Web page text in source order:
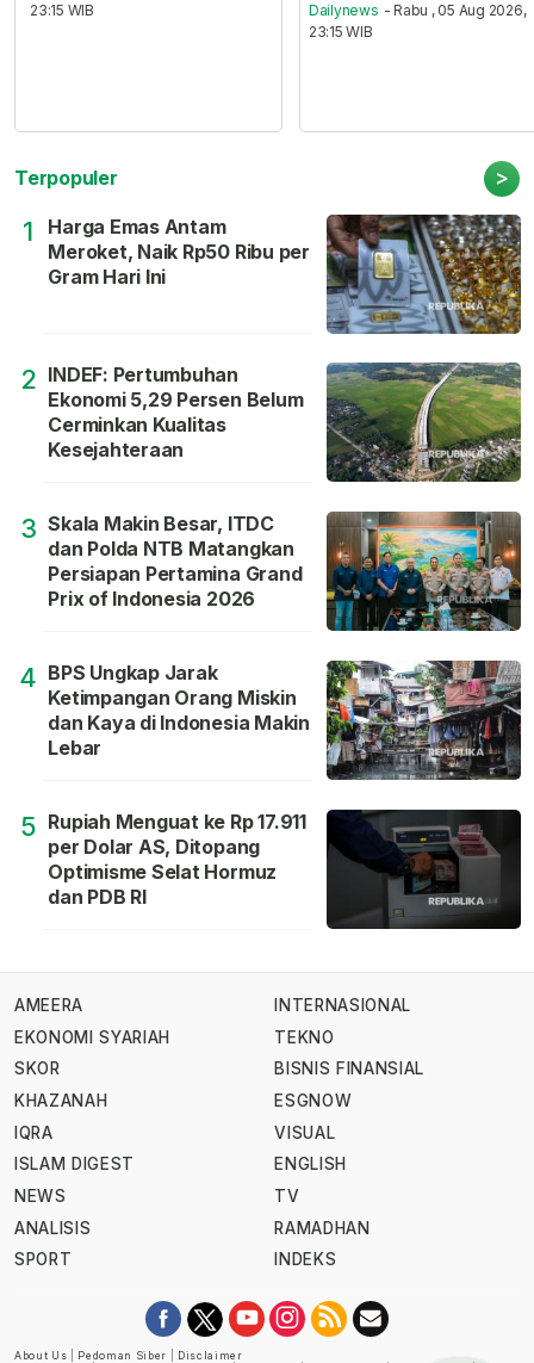
23:15 WIB
Dailynews - Rabu , 05 Aug 2026,
23:15 WIB
Terpopuler >
1
Harga Emas Antam
Meroket, Naik Rp50 Ribu per
Gram Hari Ini
2 INDEF: Pertumbuhan
Ekonomi 5,29 Persen Belum
Cerminkan Kualitas
Kesejahteraan
3 Skala Makin Besar, ITDC
dan Polda NTB Matangkan
Persiapan Pertamina Grand
Prix of Indonesia 2026
4 BPS Ungkap Jarak
Ketimpangan Orang Miskin
dan Kaya di Indonesia Makin
Lebar
5 Rupiah Menguat ke Rp 17.911
per Dolar AS, Ditopang
Optimisme Selat Hormuz
dan PDB RI
AMEERA
EKONOMI SYARIAH
SKOR
KHAZANAH
IQRA
ISLAM DIGEST
NEWS
ANALISIS
SPORT
INTERNASIONAL
TEKNO
BISNIS FINANSIAL
ESGNOW
VISUAL
ENGLISH
TV
RAMADHAN
INDEKS
About Us Pedoman Siber Disclaimer